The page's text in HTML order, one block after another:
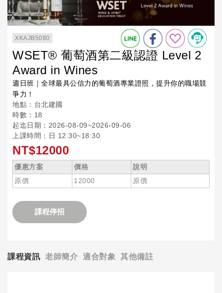
XKAJB5080
WSET® 葡萄酒第二級認證 Level 2
Award in Wines
週日班｜全球最具公信力的葡萄酒專業證照，提升你的職場競
爭力！
地點：台北建國
時數：18
起迄日期：2026-08-09~2026-09-06
上課時間：日 12:30~18:30
NT$12000
優惠方案 價格
說明
原價
12000 原價
課程停招
課程資訊 老師簡介 適合對象 其他備註